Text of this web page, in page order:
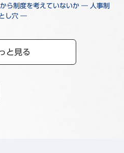
ら制度を考えていないか ― 人事制
とし穴 ―
と見る